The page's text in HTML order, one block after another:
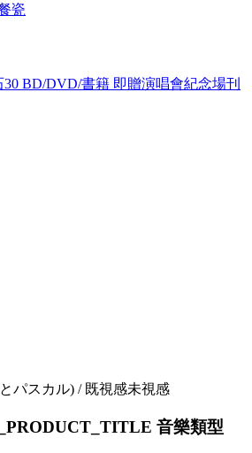
瓷
30 BD/DVD/書籍 即贈演唱會紀念場刊
とパスカル) / 既視感未視感
音樂類型